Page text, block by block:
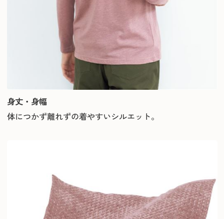
身丈・身幅
体につかず離れずの着やすいシルエット。